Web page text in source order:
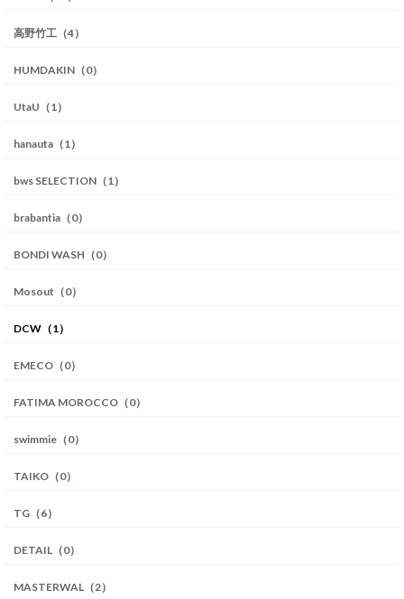
高野竹工（4）
HUMDAKIN（0）
UtaU（1）
hanauta（1）
bws SELECTION（1）
brabantia（0）
BONDI WASH（0）
Mosout（0）
DCW（1）
EMECO（0）
FATIMA MOROCCO（0）
swimmie（0）
TAIKO（0）
TG（6）
DETAIL（0）
MASTERWAL（2）